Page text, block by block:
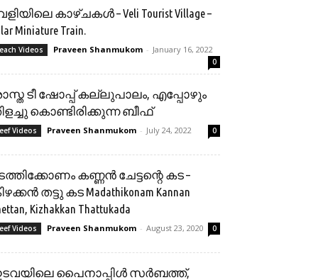
കാഴ്ചകൾ – Veli Tourist Village –
Miniature Train.
Videos Praveen Shanmukom - January 16, 2022
0
ടീ ഷോപ്പ് കല്ലുപാലം, എപ്പോഴും
കൊണ്ടിരിക്കുന്ന ബീഫ്
Videos Praveen Shanmukom - July 24, 2022 0
കണ്ണൻ ചേട്ടന്റെ കട –
തട്ടു കട Madathikonam Kannan
Kizhakkan Thattukada
Videos Praveen Shanmukom - August 23, 2020 0
പൈനാപ്പിൾ സര്‍ബത്ത്,